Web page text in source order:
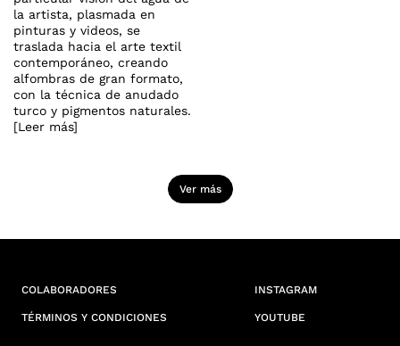
la artista, plasmada en
pinturas y videos, se
traslada hacia el arte textil
contemporáneo, creando
alfombras de gran formato,
con la técnica de anudado
turco y pigmentos naturales.
[Leer más]
Ver más
COLABORADORES
TÉRMINOS Y CONDICIONES
INSTAGRAM
YOUTUBE